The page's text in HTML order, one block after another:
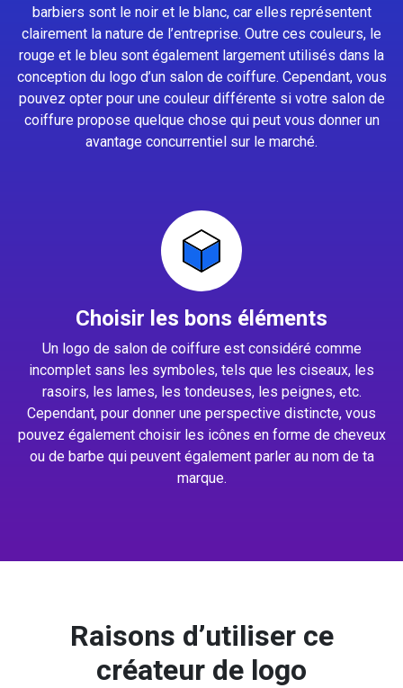
barbiers sont le noir et le blanc, car elles représentent
clairement la nature de l’entreprise. Outre ces couleurs, le
rouge et le bleu sont également largement utilisés dans la
conception du logo d’un salon de coiffure. Cependant, vous
pouvez opter pour une couleur différente si votre salon de
coiffure propose quelque chose qui peut vous donner un
avantage concurrentiel sur le marché.
Choisir les bons éléments
Un logo de salon de coiffure est considéré comme
incomplet sans les symboles, tels que les ciseaux, les
rasoirs, les lames, les tondeuses, les peignes, etc.
Cependant, pour donner une perspective distincte, vous
pouvez également choisir les icônes en forme de cheveux
ou de barbe qui peuvent également parler au nom de ta
marque.
Raisons d’utiliser ce
créateur de logo